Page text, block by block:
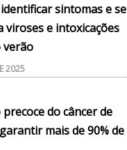
sintomas e se
viroses e intoxicações
verão
2025
do câncer de
mais de 90% de